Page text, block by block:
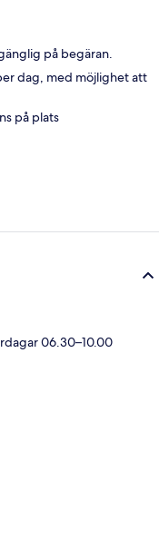
på begäran.
dag, med möjlighet att
på plats
06.30–10.00